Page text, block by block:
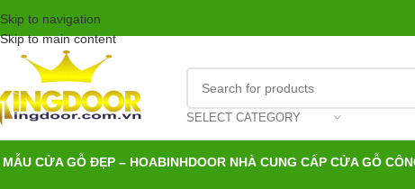
Skip to navigation
Skip to main content
SELECT CATEGORY
MẪU CỬA GỖ ĐẸP – HOABINHDOOR NHÀ CUNG CẤP CỬA GỖ